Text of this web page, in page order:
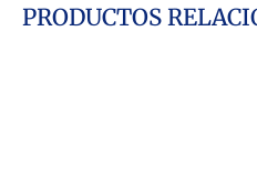
PRODUCTOS